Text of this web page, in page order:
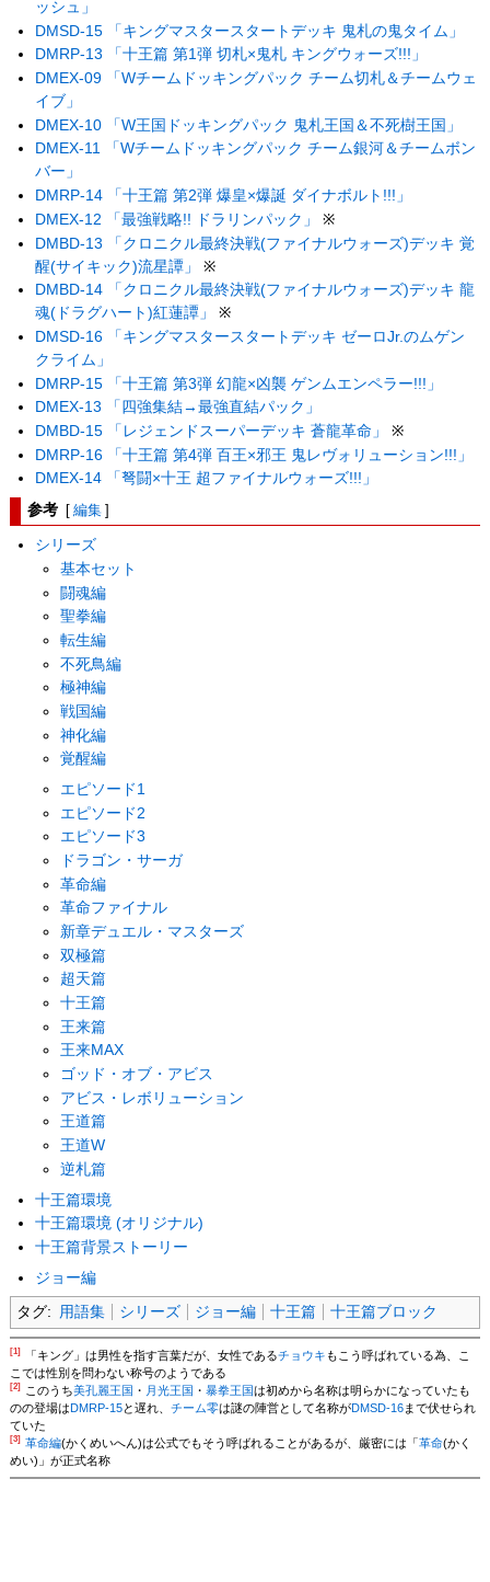
ッシュ」
DMSD-15 「キングマスタースタートデッキ 鬼札の鬼タイム」
DMRP-13 「十王篇 第1弾 切札×鬼札 キングウォーズ!!!」
DMEX-09 「Wチームドッキングパック チーム切札＆チームウェ
イブ」
DMEX-10 「W王国ドッキングパック 鬼札王国＆不死樹王国」
DMEX-11 「Wチームドッキングパック チーム銀河＆チームボン
バー」
DMRP-14 「十王篇 第2弾 爆皇×爆誕 ダイナボルト!!!」
DMEX-12 「最強戦略!! ドラリンパック」
※
DMBD-13 「クロニクル最終決戦(ファイナルウォーズ)デッキ 覚
醒(サイキック)流星譚」
※
DMBD-14 「クロニクル最終決戦(ファイナルウォーズ)デッキ 龍
魂(ドラグハート)紅蓮譚」
※
DMSD-16 「キングマスタースタートデッキ ゼーロJr.のムゲン
クライム」
DMRP-15 「十王篇 第3弾 幻龍×凶襲 ゲンムエンペラー!!!」
DMEX-13 「四強集結→最強直結パック」
DMBD-15 「レジェンドスーパーデッキ 蒼龍革命」
※
DMRP-16 「十王篇 第4弾 百王×邪王 鬼レヴォリューション!!!」
DMEX-14 「弩闘×十王 超ファイナルウォーズ!!!」
参考 [ 編集 ]
シリーズ
基本セット
闘魂編
聖拳編
転生編
不死鳥編
極神編
戦国編
神化編
覚醒編
エピソード1
エピソード2
エピソード3
ドラゴン・サーガ
革命編
革命ファイナル
新章デュエル・マスターズ
双極篇
超天篇
十王篇
王来篇
王来MAX
ゴッド・オブ・アビス
アビス・レボリューション
王道篇
王道W
逆札篇
十王篇環境
十王篇環境 (オリジナル)
十王篇背景ストーリー
ジョー編
タグ: 用語集 シリーズ ジョー編 十王篇 十王篇ブロック
[1] 「キング」は男性を指す言葉だが、女性であるチョウキ もこう呼ばれている為、こ
こでは性別を問わない称号のようである
[2] このうち美孔麗王国 ・ 月光王国 ・ 暴拳王国は初めから名称は明らかになっていたも
のの登場はDMRP-15と遅れ、 チーム零は謎の陣営として名称がDMSD-16まで伏せられ
ていた
[3] 革命編(かくめいへん)は公式でもそう呼ばれることがあるが、厳密には「革命(かく
めい)」が正式名称